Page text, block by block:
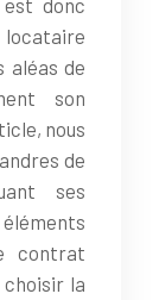
aléas de
son
nous
de
ses
contrat
choisir la